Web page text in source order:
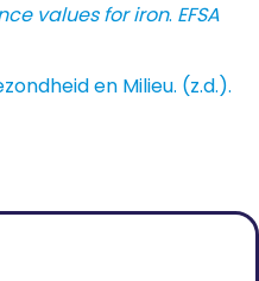
values for iron. EFSA
en Milieu. (z.d.).